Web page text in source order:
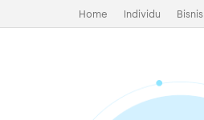
Home Individu Bisnis